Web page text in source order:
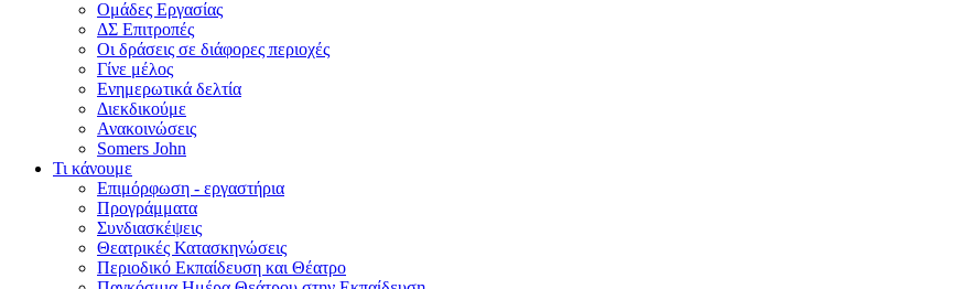
Ομάδες Εργασίας
ΔΣ Επιτροπές
Οι δράσεις σε διάφορες περιοχές
Γίνε μέλος
Ενημερωτικά δελτία
Διεκδικούμε
Ανακοινώσεις
Somers John
Τι κάνουμε
Επιμόρφωση - εργαστήρια
Προγράμματα
Συνδιασκέψεις
Θεατρικές Κατασκηνώσεις
Περιοδικό Εκπαίδευση και Θέατρο